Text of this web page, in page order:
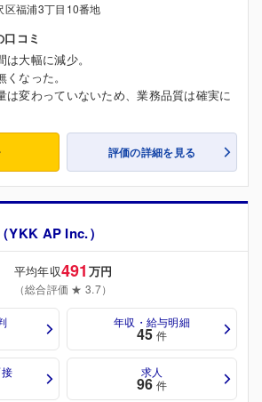
区福浦3丁目10番地
コミ
大幅に減少。
なった。
は変わっていないため、業務品質は確実に
評価の詳細を見る
YKK AP Inc.）
平均年収491 万円
（総合評価 ★ 3.7）
年収・給与明細
45 件
求人
96 件